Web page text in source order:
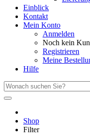
Einblick
Kontakt
Mein Konto
Anmelden
Noch kein
Registrieren
Meine
Hilfe
Shop
Filter